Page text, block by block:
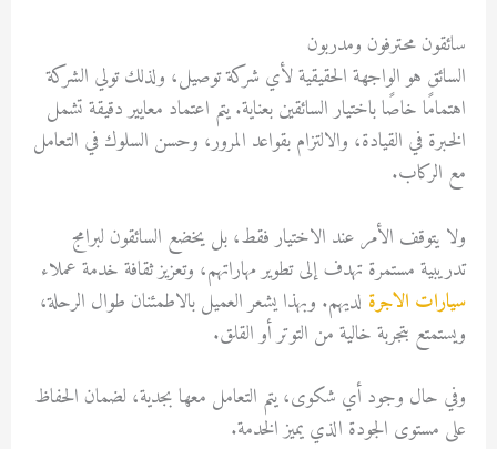
سائقون محترفون ومدربون
السائق هو الواجهة الحقيقية لأي شركة توصيل، ولذلك تولي الشركة
اهتمامًا خاصًا باختيار السائقين بعناية. يتم اعتماد معايير دقيقة تشمل
الخبرة في القيادة، والالتزام بقواعد المرور، وحسن السلوك في التعامل
مع الركاب.
ولا يتوقف الأمر عند الاختيار فقط، بل يخضع السائقون لبرامج
تدريبية مستمرة تهدف إلى تطوير مهاراتهم، وتعزيز ثقافة خدمة عملاء
سيارات الاجرة لديهم. وبهذا يشعر العميل بالاطمئنان طوال الرحلة،
ويستمتع بتجربة خالية من التوتر أو القلق.
وفي حال وجود أي شكوى، يتم التعامل معها بجدية، لضمان الحفاظ
على مستوى الجودة الذي يميز الخدمة.